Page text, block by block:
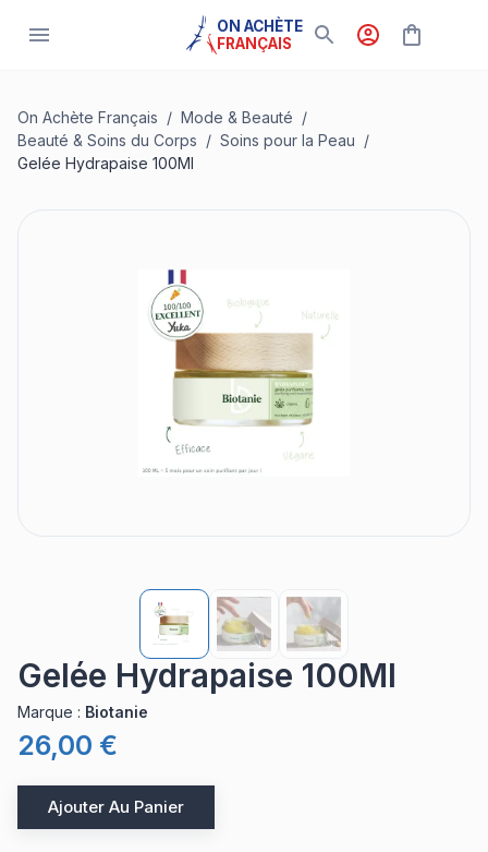
ON ACHÈTE
FRANÇAIS
On Achète Français / Mode & Beauté /
Beauté & Soins du Corps / Soins pour la Peau /
Gelée Hydrapaise 100Ml
Gelée Hydrapaise 100Ml
Marque : Biotanie
26,00 €
Ajouter Au Panier